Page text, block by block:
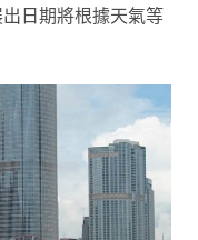
日期將根據天氣等